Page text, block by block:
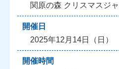
関原の森 クリスマスジ
開催日
2025年12月14日（日）
開催時間